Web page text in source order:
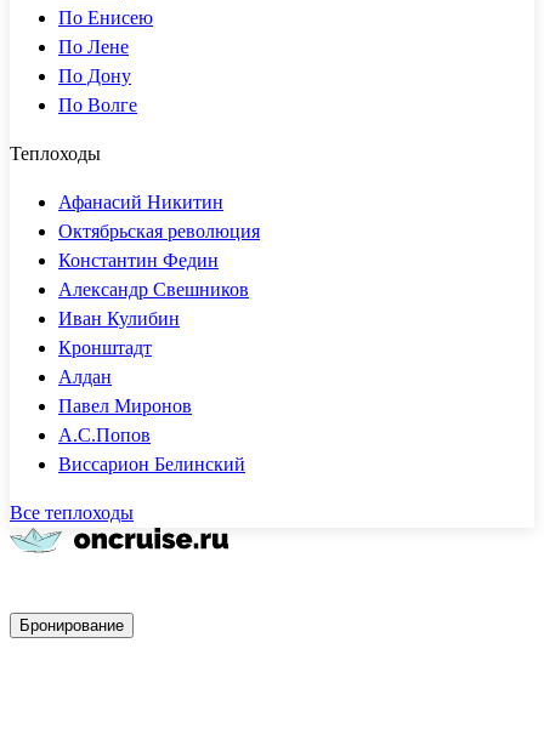
По Енисею
По Лене
По Дону
По Волге
Теплоходы
Афанасий Никитин
Октябрьская революция
Константин Федин
Александр Свешников
Иван Кулибин
Кронштадт
Алдан
Павел Миронов
А.С.Попов
Виссарион Белинский
Все теплоходы
Бронирование